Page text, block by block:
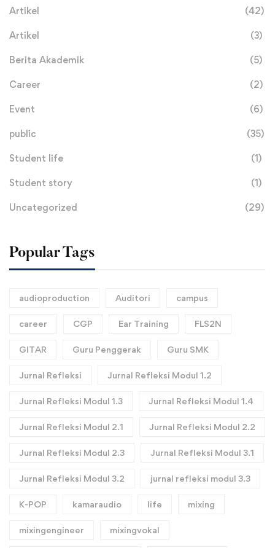
Artikel (42)
Artikel (3)
Berita Akademik (5)
Career (2)
Event (6)
public (35)
Student life (1)
Student story (1)
Uncategorized (29)
Popular Tags
audioproduction Auditori campus
career CGP Ear Training FLS2N
GITAR Guru Penggerak Guru SMK
Jurnal Refleksi Jurnal Refleksi Modul 1.2
Jurnal Refleksi Modul 1.3 Jurnal Refleksi Modul 1.4
Jurnal Refleksi Modul 2.1 Jurnal Refleksi Modul 2.2
Jurnal Refleksi Modul 2.3 Jurnal Refleksi Modul 3.1
Jurnal Refleksi Modul 3.2 jurnal refleksi modul 3.3
K-POP kamaraudio life mixing
mixingengineer mixingvokal